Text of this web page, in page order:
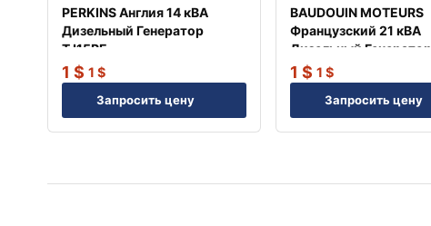
PERKINS Англия 14 кВА
Дизельный Генератор
TJ15PE
1 $ 1 $
Запросить цену
BAUDOUIN MOTEURS
Французский 21 кВА
Дизельный Генератор
TJ20BD
1$ 1$
Запросить цену